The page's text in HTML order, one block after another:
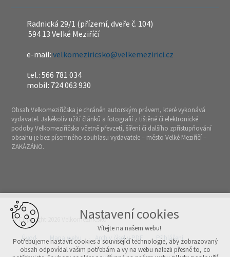
Radnická 29/1 (přízemí, dveře č. 104)
594 13 Velké Meziříčí
e-mail:velkomeziricsko@velkemezirici.cz
tel.: 566 781 034
mobil: 724 063 930
Obsah Velkomeziříčska je chráněn autorským právem, které vykonává
vydavatel. Jakékoliv užití článků a fotografií z tištěné či elektronické
podoby Velkomeziříčska včetně převzetí, šíření či dalšího zpřístupňování
obsahu je bez písemného souhlasu vydavatele – město Velké Meziříčí –
ZAKÁZÁNO.
© Copyright 2026 Velkomeziříčsko
Úvod Mapa webu Archiv čísel v PDF Přihlášení
Nastavení cookies
Vítejte na našem webu!
Potřebujeme nastavit cookies a související technologie, aby zobrazovaný
obsah odpovídal vašim potřebám a vy na webu nalezli přesně to, co